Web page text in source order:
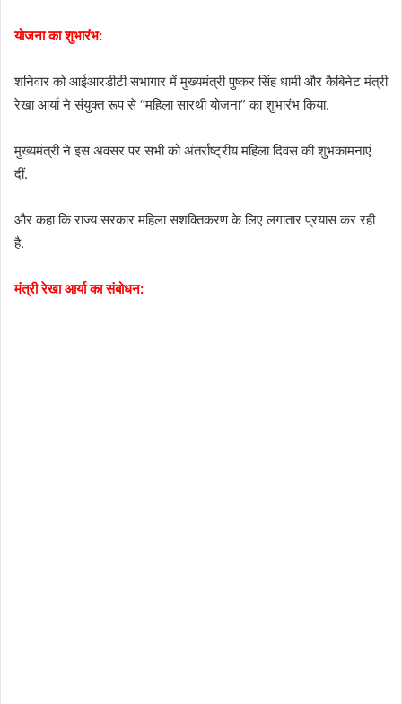
योजना का शुभारंभ:
शनिवार को आईआरडीटी सभागार में मुख्यमंत्री पुष्कर सिंह धामी और कैबिनेट मंत्री
रेखा आर्या ने संयुक्त रूप से “महिला सारथी योजना” का शुभारंभ किया.
मुख्यमंत्री ने इस अवसर पर सभी को अंतर्राष्ट्रीय महिला दिवस की शुभकामनाएं
दीं.
और कहा कि राज्य सरकार महिला सशक्तिकरण के लिए लगातार प्रयास कर रही
है.
मंत्री रेखा आर्या का संबोधन: